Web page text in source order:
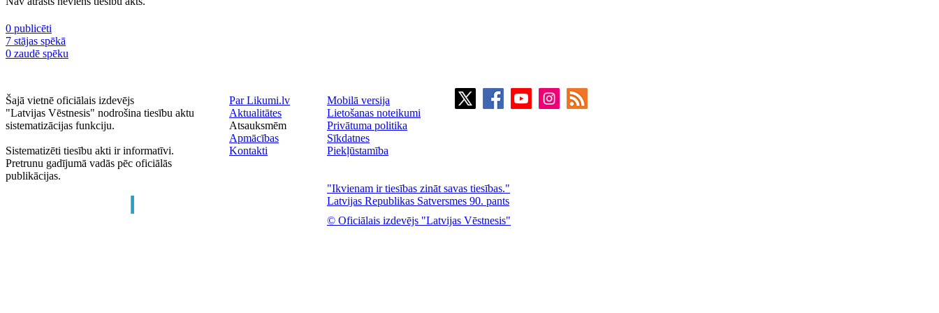
0 publicēti
7 stājas spēkā
0 zaudē spēku
Šajā vietnē oficiālais izdevējs
"Latvijas Vēstnesis" nodrošina tiesību aktu
sistematizācijas funkciju.
Sistematizēti tiesību akti ir informatīvi.
Pretrunu gadījumā vadās pēc oficiālās
publikācijas.
Par Likumi.lv
Aktualitātes
Atsauksmēm
Apmācības
Kontakti
Mobilā versija
Lietošanas noteikumi
Privātuma politika
Sīkdatnes
Piekļūstamība
"Ikvienam ir tiesības zināt savas tiesības."
Latvijas Republikas Satversmes 90. pants
© Oficiālais izdevējs "Latvijas Vēstnesis"